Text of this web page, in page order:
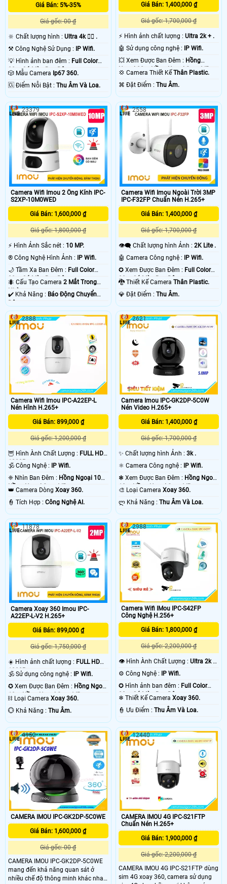
Giá Bán: 5%-35%
Giá gốc: 00 ₫
🔆 Chất lượng hình : Ultra 4k 👍🏾 .
⚒ Công Nghệ Sử Dụng :
IP Wifi.
💡 Hình ảnh ban đêm : Full Color
30m Có Màu Ban Ðêm.
🎲 Mẫu Camera Ip67 360.
️🆑 Điểm Nỗi Bật : Thu Âm Và Loa.
Giá Bán: 1,400,000 ₫
Giá gốc: 1,700,000 ₫
️⚡ Hình ảnh chất lượng :Ultra 2k + .
🤖️ Sử dụng công nghệ : IP Wifi.
💥 Xem Được Ban Đêm : Hồng
Ngoại 30m Hồng Ngoại Smart IR.
💢 Camera Thiết KếThân Plastic.
️⌘ Đặt Điểm :Thu Âm.
Camera Wifi Imou 2 Ống Kính IPC-
S2XP-10M0WED
Giá Bán: 1,600,000 ₫
Giá gốc: 1,800,000 ₫
️⚡ Hình Ảnh Sắc nét : 10 MP.
®️ Công Nghệ Hình Ảnh : IP Wifi.
🌙 Tầm Xa Ban Đêm : Full Color
20m Có Màu Ban Ðêm.
🐜 Cấu Tạo Camera 2 Mắt Trong
Nhà.
️✔️ Khả Năng : Báo Động Chuyển
Động.
23379
Camera Wifi Imou Ngoài Trời 3MP
IPC-F32FP Chuẩn Nén H.265+
Giá Bán: 1,400,000 ₫
Giá gốc: 1,700,000 ₫
👁️‍🗨 Chất lượng hình Ảnh :2K Lite .
🤖️ Camera Công nghệ : IP Wifi.
✪ Xem Được Ban Đêm : Full Color
30m Có Màu Ban Ðêm.
🐉️ Thiết Kế CameraThân Plastic.
️💎 Đặt Điểm :Thu Âm.
2558
Camera Wifi Imou IPC-A22EP-L
Nén Hình H.265+
Giá Bán: 899,000 ₫
Giá gốc: 1,200,000 ₫
🦉 Hình Ành Chất Lượng : FULL HD
1080P .
🕉️ Công Nghệ :
IP Wifi.
❈ Nhìn Ban Đêm : Hồng Ngoại 10m
Hồng Ngoại Smart IR.
👑 Camera Dòng Xoay 360.
️👮 Tích Hợp : Công Nghệ AI.
2888
Camera Imou IPC-GK2DP-5C0W
Nén Video H.265+
Giá Bán: 1,400,000 ₫
Giá gốc: 1,700,000 ₫
✨ Chất lượng hình Ảnh :3k .
⚛️ Camera Công nghệ :
IP Wifi.
❃ Xem Được Ban Đêm : Hồng Ngoại
10m Hồng Ngoại Smart IR.
🎨 Loại CameraXoay 360.
️ლ Khả Năng :Thu Âm Và Loa.
2621
Camera Xoay 360 Imou IPC-
A22EP-L-V2 H.265+
Giá Bán: 899,000 ₫
Giá gốc: 1,750,000 ₫
☀️ Hình ảnh chất lượng : FULL HD
1080P .
🕉️ Sử dụng công nghệ :
IP Wifi.
✪ Xem Được Ban Đêm : Hồng Ngoại
10m Hồng Ngoại Smart IR.
⛓ Loại Camera Xoay 360.
️💮 Khả Năng : Thu Âm.
11878
Camera Wifi IMou IPC-S42FP
Công Nghệ H.256+
Giá Bán: 1,800,000 ₫
Giá gốc: 2,200,000 ₫
👁 Hình Ành Chất Lượng :Ultra 2k +
.
⚙ Công Nghệ :
IP Wifi.
✪ Hình ảnh ban đêm : Full Color
20m Có Màu Ban Ðêm.
❄ Thiết Kế CameraXoay 360.
️👮 Ưu Điểm :Thu Âm Và Loa.
2988
CAMERA IMOU IPC-GK2DP-5C0WE
Giá Bán: 1,600,000 ₫
Giá gốc: 00 ₫
CAMERA IMOU IPC-GK2DP-5C0WE
mang đến khả năng quan sát ở
nhiều chế độ thông minh khác nhau
4152
CAMERA IMOU 4G IPC-S21FTP
Chuẩn Nén H.265+
Giá Bán: 1,900,000 ₫
Giá gốc: 2,200,000 ₫
CAMERA IMOU 4G IPC-S21FTP dùng
sim 4G xoay 360, camera sử dụng
12440